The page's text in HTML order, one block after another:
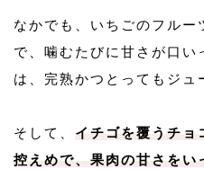
なかでも、いちごのフルー
で、噛むたびに甘さが口い
は、完熟かつとってもジュ
そして、 イチゴを覆うチョ
控えめで、果肉の甘さをい